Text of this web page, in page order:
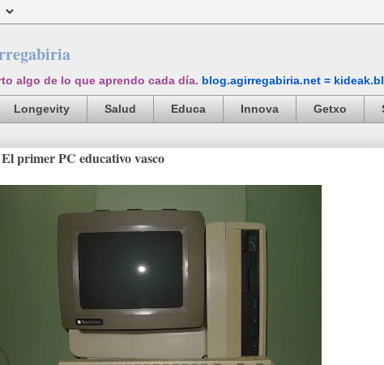
algo de lo que aprendo cada día. blog.agirregabiria.net =
Longevity Salud Educa Innova Getxo
primer PC educativo vasco